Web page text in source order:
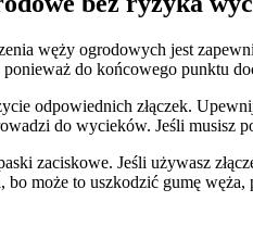
węży ogrodowych jest
do końcowego punktu
odpowiednich złączek.
do wycieków. Jeśli musisz
zaciskowe. Jeśli używasz
bo może to uszkodzić gumę